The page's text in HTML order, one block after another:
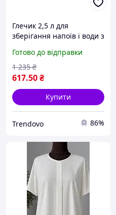
Глечик 2,5 л для
зберігання напоїв і води з
молочний колір ТМ IDILIA
Готово до відправки
617.50₴
1 235 ₴
Купити
Trendovo 86%